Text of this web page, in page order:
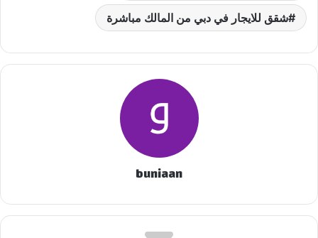
شقق للايجار في دبي من المالك مباشرة
buniaan